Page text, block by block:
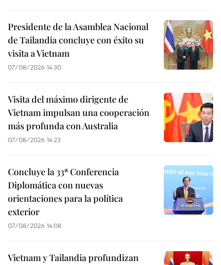
Presidente de la Asamblea Nacional
de Tailandia concluye con éxito su
visita a Vietnam
07/08/2026 14:30
Visita del máximo dirigente de
Vietnam impulsan una cooperación
más profunda con Australia
07/08/2026 14:23
Concluye la 33ª Conferencia
Diplomática con nuevas
orientaciones para la política
exterior
07/08/2026 14:08
Vietnam y Tailandia profundizan